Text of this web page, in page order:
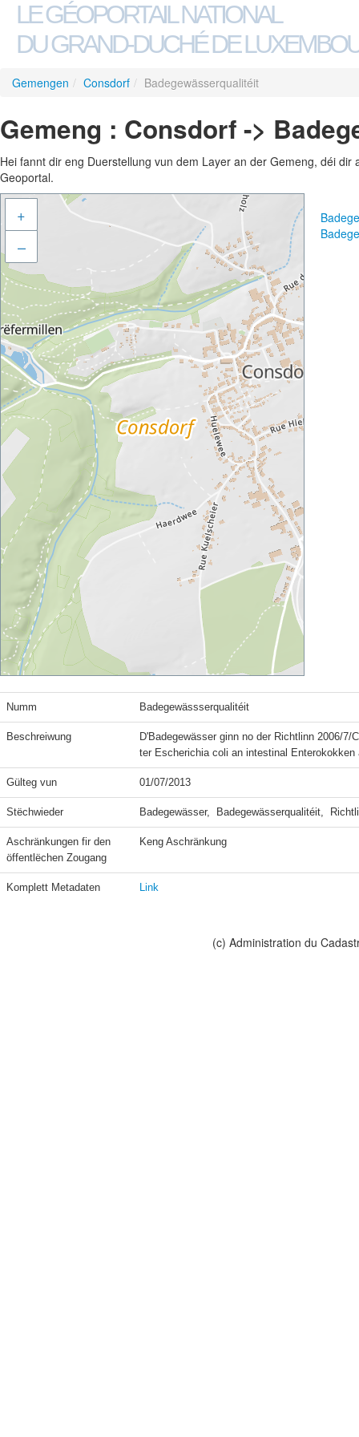
LE GÉOPORTAIL NATIONAL
DU GRAND-DUCHÉ DE
Gemengen / Consdorf / Badegewässerqualitéit
Gemeng : Consdorf ->
Hei fannt dir eng Duerstellung vun dem Layer an der Gemeng, déi
Geoportal.
+
–
Numm Badegewässserqualitéit
Beschreiwung
D'Badegewässer ginn no der Richtlinn 2006/
ter Escherichia coli an intestinal
Gülteg vun 01/07/2013
Stëchwieder Badegewässer,  Badegewässerqualitéit,
Aschränkungen fir den
öffentlëchen Zougang
Keng Aschränkung
Komplett Metadaten Link
(c) Administration du